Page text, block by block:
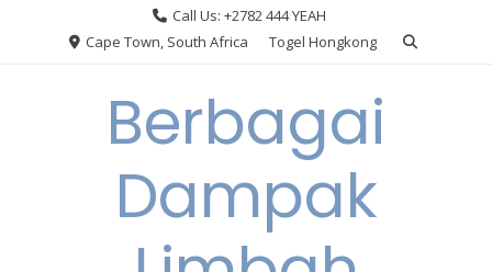
Call Us: +2782 444 YEAH
Cape Town, South Africa
Togel Hongkong
Berbagai
Dampak